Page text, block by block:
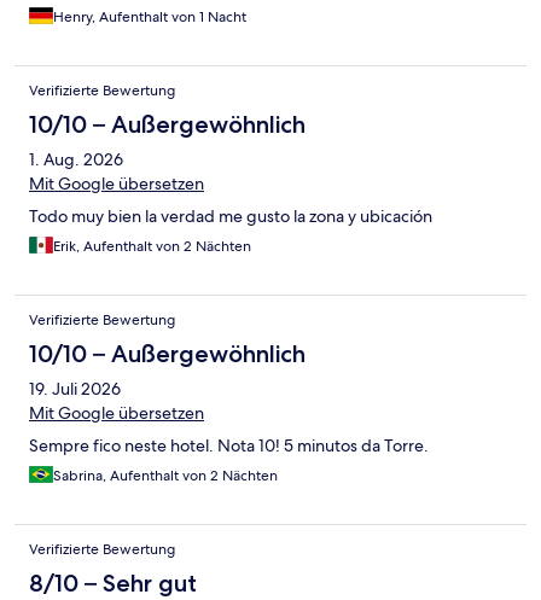
Henry, Aufenthalt von 1 Nacht
Verifizierte Bewertung
10/10 – Außergewöhnlich
1. Aug. 2026
Mit Google übersetzen
Todo muy bien la verdad me gusto la zona y ubicación
Erik, Aufenthalt von 2 Nächten
Verifizierte Bewertung
10/10 – Außergewöhnlich
19. Juli 2026
Mit Google übersetzen
Sempre fico neste hotel. Nota 10! 5 minutos da Torre.
Sabrina, Aufenthalt von 2 Nächten
Verifizierte Bewertung
8/10 – Sehr gut